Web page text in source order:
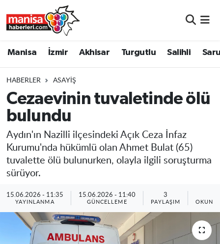
Manisa İzmir Akhisar Turgutlu Salihli
HABERLER ASAYIŞ
Cezaevinin tuvaletinde ölü
bulundu
Aydın'ın Nazilli ilçesindeki Açık Ceza İnfaz
Kurumu'nda hükümlü olan Ahmet Bulat (65)
tuvalette ölü bulunurken, olayla ilgili soruşturma
sürüyor.
15.06.2026 - 11:35
YAYINLANMA
15.06.2026 - 11:40
GÜNCELLEME
3
PAYLAŞIM
Turgutlu
Salihli
Saruhanlı
Resmi İlanlar
Manisa Nöbetçi Eczaneler
Manisa Trafik Yoğunluk Haritası
Süper Lig Puan Durumu ve Fikstür
Tüm Manşetler
Haber Arşivi